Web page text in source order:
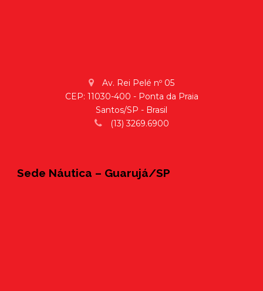
Av. Rei Pelé nº 05
CEP: 11030-400 - Ponta da Praia
Santos/SP - Brasil
(13) 3269.6900
Sede Náutica – Guarujá/SP